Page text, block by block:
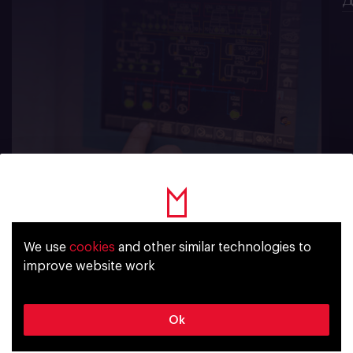
747
Уже исполнилось 18 лет?
We use cookies and other similar technologies to
improve website work
Ok